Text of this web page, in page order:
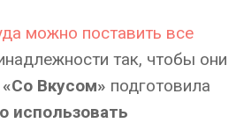
можно поставить все
так, чтобы они
«Со Вкусом» подготовила
использовать